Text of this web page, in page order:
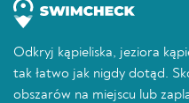
Odkryj kąpieliska, jeziora
tak łatwo jak nigdy dotąd.
obszarów na miejscu lub